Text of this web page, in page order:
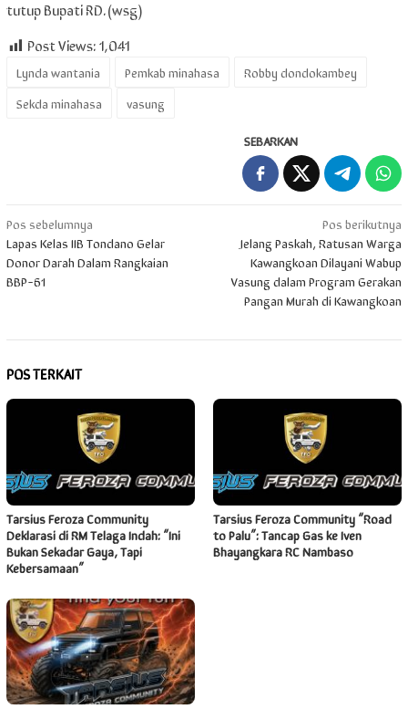
tutup Bupati RD.(wsg)
Post Views:1,041
Lynda wantania Pemkab minahasa
Robby dondokambey
Sekda minahasa
vasung
SEBARKAN
Navigasi
pos
Pos sebelumnya
Lapas Kelas IIB Tondano Gelar
Donor Darah Dalam Rangkaian
BBP-61
Pos berikutnya
Jelang Paskah, Ratusan Warga
Kawangkoan Dilayani Wabup
Vasung dalam Program Gerakan
Pangan Murah di Kawangkoan
POS TERKAIT
Tarsius Feroza Community
Deklarasi di RM Telaga Indah: “Ini
Bukan Sekadar Gaya, Tapi
Kebersamaan”
Tarsius Feroza Community “Road
to Palu”: Tancap Gas ke Iven
Bhayangkara RC Nambaso